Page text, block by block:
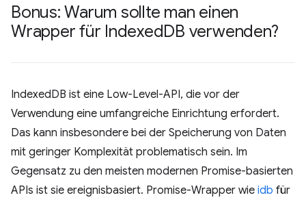
Bonus: Warum sollte man einen
Wrapper für IndexedDB verwenden?
IndexedDB ist eine Low-Level-API, die vor der
Verwendung eine umfangreiche Einrichtung erfordert.
Das kann insbesondere bei der Speicherung von Daten
mit geringer Komplexität problematisch sein. Im
Gegensatz zu den meisten modernen Promise-basierten
APIs ist sie ereignisbasiert. Promise-Wrapper wie idb für